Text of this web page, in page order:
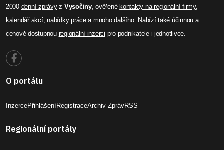
2000 denní zprávyz Vysočiny, ověřené kontakty na regionální firmy,
kalendář akcí,nabídky prácea mnoho dalšího. Nabízí také účinnou a
cenově dostupnou regionální inzerci pro podnikatele i jednotlivce.
O portálu
InzercePřihlášeníRegistraceArchiv ZprávRSS
Regionální portály